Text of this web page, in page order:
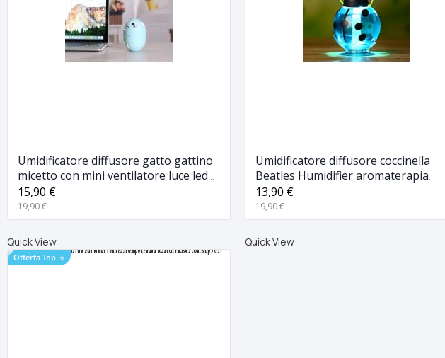
Umidificatore diffusore gatto gattino
micetto con mini ventilatore luce led
naso pulsante
15,90 €
19,90 €
Quick View
Umidificatore diffusore coccinella
Beatles Humidifier aromaterapia
depuratore
13,90 €
19,90 €
Quick View
Offerta Top ⭐